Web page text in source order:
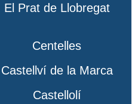
El Prat de Llobregat
Centelles
Castellví de la Marca
Castellolí